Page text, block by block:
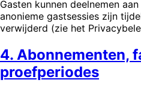
Gasten kunnen deelnemen
anonieme gastsessies zijn
verwijderd (zie het
4. Abonnementen,
proefperiodes